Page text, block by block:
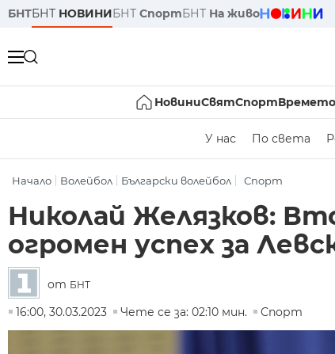
БНТБНТ НОВИНИБНТ СпортБНТ На живо
НовиниСвятСпортВремето
У нас По света
Начало Волейбол Български волейбол Спорт
Николай Желязков:
огромен успех за
от БНТ
16:00, 30.03.2023
Чете се за: 02:10 мин. Спорт